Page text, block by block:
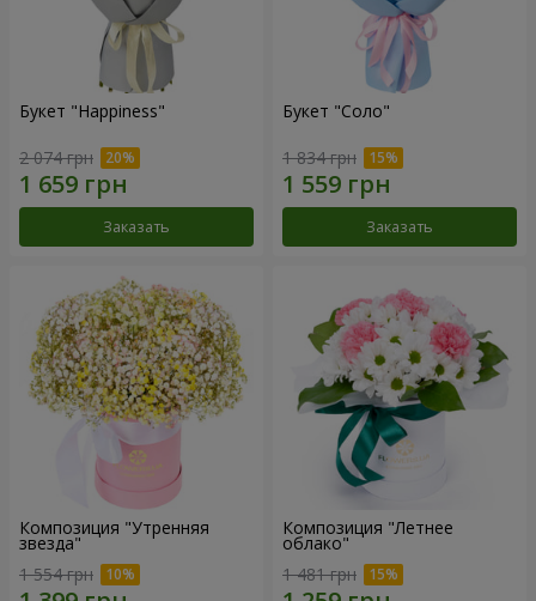
Букет "Happiness"
2 074 грн
Заказать
Букет "Соло"
1 834 грн
Заказать
Композиция "Утренняя
звезда"
1 554 грн
Композиция "Летнее
облако"
1 481 грн